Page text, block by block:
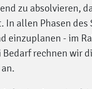
zu absolvieren,
In allen Phasen
einzuplanen - im
rechnen wir